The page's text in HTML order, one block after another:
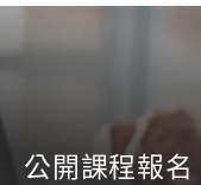
公開課程報名